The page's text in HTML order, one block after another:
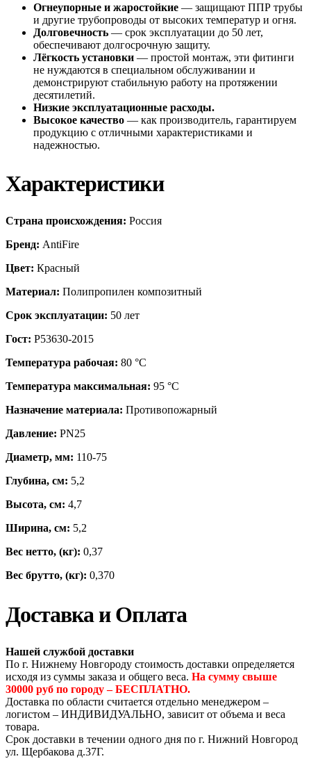
Огнеупорные и жаростойкие — защищают ППР трубы
и другие трубопроводы от высоких температур и огня.
Долговечность — срок эксплуатации до 50 лет,
обеспечивают долгосрочную защиту.
Лёгкость установки — простой монтаж, эти фитинги
не нуждаются в специальном обслуживании и
демонстрируют стабильную работу на протяжении
десятилетий.
Низкие эксплуатационные расходы.
Высокое качество — как производитель, гарантируем
продукцию с отличными характеристиками и
надежностью.
Характеристики
Страна происхождения: Россия
Бренд: AntiFire
Цвет: Красный
Материал: Полипропилен композитный
Срок эксплуатации: 50 лет
Гост: Р53630-2015
Температура рабочая: 80 °С
Температура максимальная: 95 °С
Назначение материала: Противопожарный
Давление: PN25
Диаметр, мм: 110-75
Глубина, см: 5,2
Высота, см: 4,7
Ширина, см: 5,2
Вес нетто, (кг): 0,37
Вес брутто, (кг): 0,370
Доставка и Оплата
Нашей службой доставки
По г. Нижнему Новгороду стоимость доставки определяется
исходя из суммы заказа и общего веса. На сумму свыше
30000 руб по городу – БЕСПЛАТНО.
Доставка по области считается отдельно менеджером –
логистом – ИНДИВИДУАЛЬНО, зависит от объема и веса
товара.
Срок доставки в течении одного дня по г. Нижний Новгород
ул. Щербакова д.37Г.